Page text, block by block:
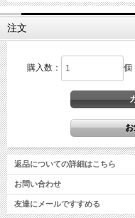
注文
購入数： 個
返品についての詳細はこちら
お問い合わせ
友達にメールですすめる